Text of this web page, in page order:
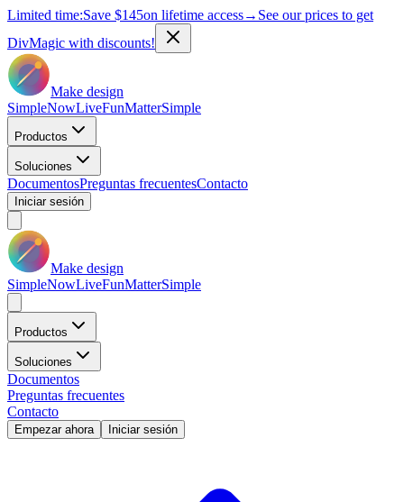
Limited time:Save $145on lifetime access→ See our prices to get
DivMagic with discounts!
Make design
SimpleNowLiveFunMatterSimple
Productos
Soluciones
DocumentosPreguntas frecuentesContacto
Iniciar sesión
Make design
SimpleNowLiveFunMatterSimple
Productos
Soluciones
Documentos
Preguntas frecuentes
Contacto
Empezar ahora Iniciar sesión